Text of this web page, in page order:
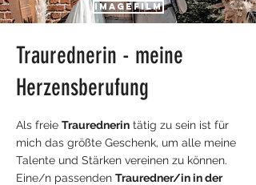
Imagefilm
Traurednerin - meine
Herzensberufung​
Als freie Traurednerin tätig zu sein ist für
mich das größte Geschenk, um alle meine
Talente und Stärken vereinen zu können.
Eine/n passenden Trauredner/in in der